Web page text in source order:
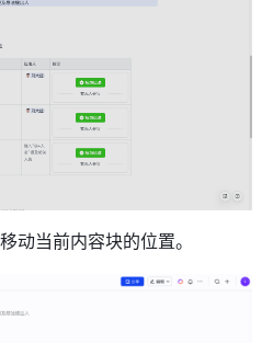
动当前内容块的位置。